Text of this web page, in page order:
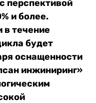
перспективой
и более.
в течение
будет
оснащенности
инжиниринг»